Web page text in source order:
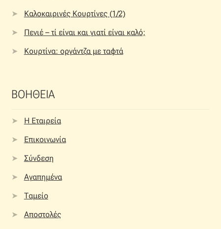
Καλοκαιρινές Κουρτίνες (1/2)
Πενιέ – τί είναι και γιατί είναι καλό;
Κουρτίνα: οργάντζα με ταφτά
ΒΟΗΘΕΙΑ
Η Εταιρεία
Επικοινωνία
Σύνδεση
Αγαπημένα
Ταμείο
Αποστολές